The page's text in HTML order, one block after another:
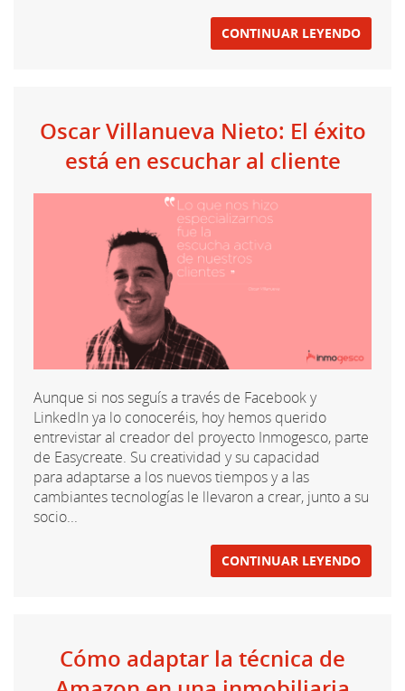
CONTINUAR LEYENDO
Oscar Villanueva Nieto: El éxito
está en escuchar al cliente
Aunque si nos seguís a través de Facebook y
LinkedIn ya lo conoceréis, hoy hemos querido
entrevistar al creador del proyecto Inmogesco, parte
de Easycreate. Su creatividad y su capacidad
para adaptarse a los nuevos tiempos y a las
cambiantes tecnologías le llevaron a crear, junto a su
socio...
CONTINUAR LEYENDO
Cómo adaptar la técnica de